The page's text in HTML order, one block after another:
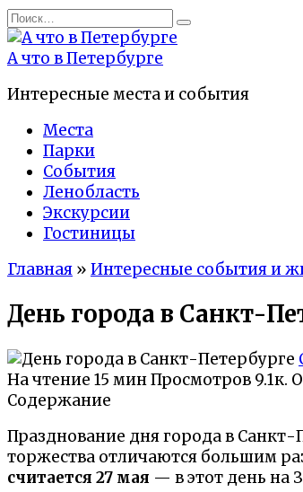
Перейти
к
содержанию
Search
for:
А что в Петербурге
Интересные места и события
Места
Парки
События
Ленобласть
Экскурсии
Гостиницы
Главная » Интересные события и
День города в Санкт-
На чтение 15 минПросмотров 9.1к.
Содержание
Празднование дня города в
торжества отличаются большим
считается 27 мая — в этот день на